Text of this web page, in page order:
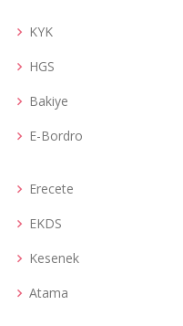
KYK
HGS
Bakiye
E-Bordro
Erecete
EKDS
Kesenek
Atama